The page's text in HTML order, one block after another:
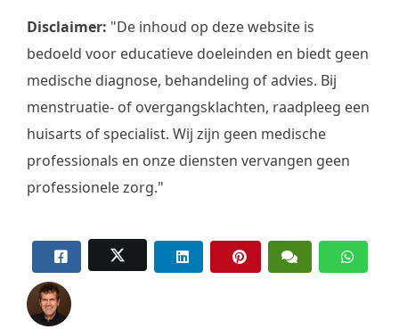
Disclaimer: "De inhoud op deze website is
bedoeld voor educatieve doeleinden en biedt geen
medische diagnose, behandeling of advies. Bij
menstruatie- of overgangsklachten, raadpleeg een
huisarts of specialist. Wij zijn geen medische
professionals en onze diensten vervangen geen
professionele zorg."